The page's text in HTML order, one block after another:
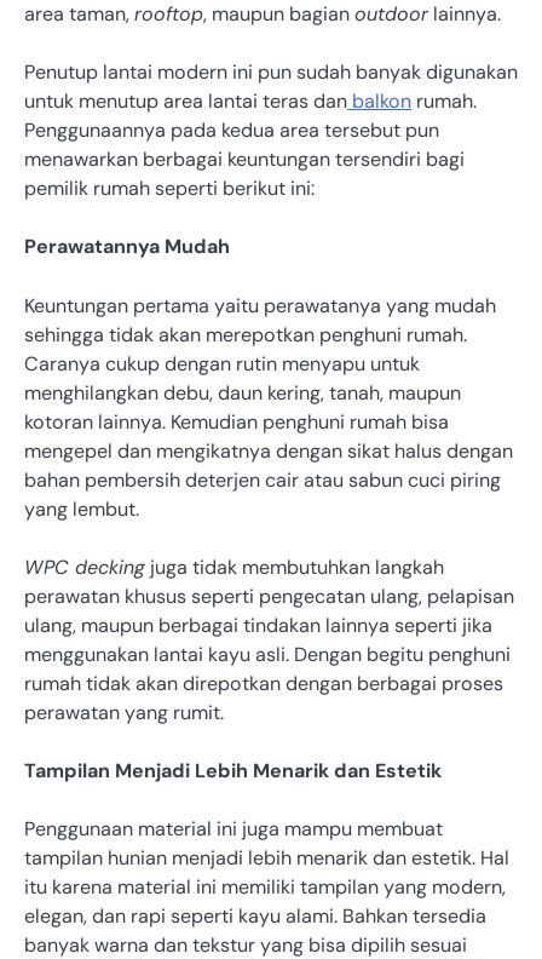
area taman,rooftop, maupun bagianoutdoorlainnya.
Penutup lantai modern ini pun sudah banyak digunakan
untuk menutup area lantai teras dan balkon rumah.
Penggunaannya pada kedua area tersebut pun
menawarkan berbagai keuntungan tersendiri bagi
pemilik rumah seperti berikut ini:
Perawatannya Mudah
Keuntungan pertama yaitu perawatanya yang mudah
sehingga tidak akan merepotkan penghuni rumah.
Caranya cukup dengan rutin menyapu untuk
menghilangkan debu, daun kering, tanah, maupun
kotoran lainnya. Kemudian penghuni rumah bisa
mengepel dan mengikatnya dengan sikat halus dengan
bahan pembersih deterjen cair atau sabun cuci piring
yang lembut.
WPC decking juga tidak membutuhkan langkah
perawatan khusus seperti pengecatan ulang, pelapisan
ulang, maupun berbagai tindakan lainnya seperti jika
menggunakan lantai kayu asli. Dengan begitu penghuni
rumah tidak akan direpotkan dengan berbagai proses
perawatan yang rumit.
Tampilan Menjadi Lebih Menarik dan Estetik
Penggunaan material ini juga mampu membuat
tampilan hunian menjadi lebih menarik dan estetik. Hal
itu karena material ini memiliki tampilan yang modern,
elegan, dan rapi seperti kayu alami. Bahkan tersedia
banyak warna dan tekstur yang bisa dipilih sesuai